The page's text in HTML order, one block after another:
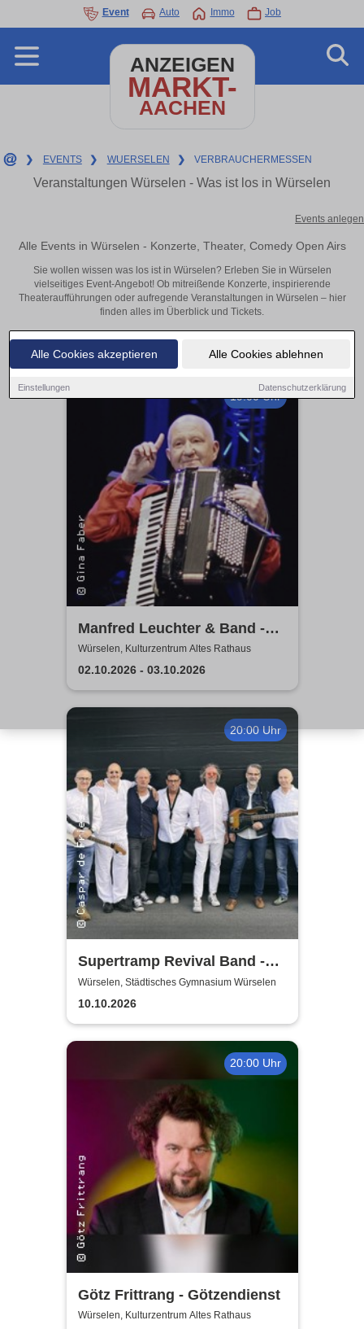
Alle Cookies akzeptieren Alle Cookies ablehnen
Einstellungen Datenschutzerklärung
Event Auto Immo Job
ANZEIGEN
MARKT-
AACHEN
❯ EVENTS ❯ WUERSELEN ❯ VERBRAUCHERMESSEN
Veranstaltungen Würselen - Was ist los in Würselen
Events anlegen
Alle Events in Würselen - Konzerte, Theater, Comedy Open Airs
Sie wollen wissen was los ist in Würselen? Erleben Sie in Würselen
vielseitiges Event-Angebot! Ob mitreißende Konzerte, inspirierende
Theateraufführungen oder aufregende Veranstaltungen in Würselen – hier
finden alles im Überblick und Tickets.
19:00 Uhr
Manfred Leuchter & Band -
Unter fremden Himmeln - ein
Reiseleben
Würselen, Kulturzentrum Altes Rathaus
02.10.2026 - 03.10.2026
20:00 Uhr
Supertramp Revival Band -
Best of
Würselen, Städtisches Gymnasium Würselen
10.10.2026
20:00 Uhr
Götz Frittrang - Götzendienst
Würselen, Kulturzentrum Altes Rathaus